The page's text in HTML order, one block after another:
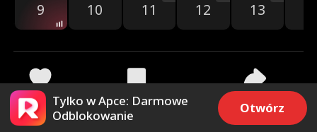
9 10 11 12 13
62 3.1k Udostępnij
Tylko w Apce: Darmowe
Odblokowanie
Otwórz